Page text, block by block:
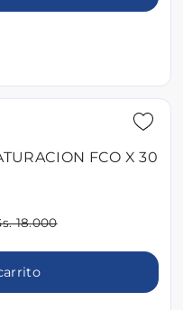
FCO X 30
18.000